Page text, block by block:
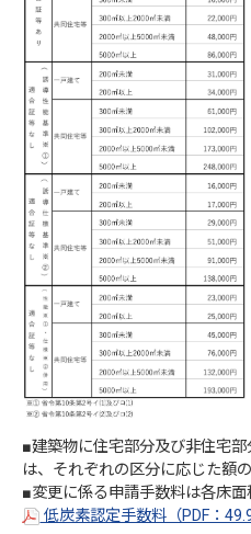
■建築物に住宅部分及び非住宅
は、それぞれの区分に応じた額
■変更に係る申請手数料は各床
低炭素認定手数料（PDF：